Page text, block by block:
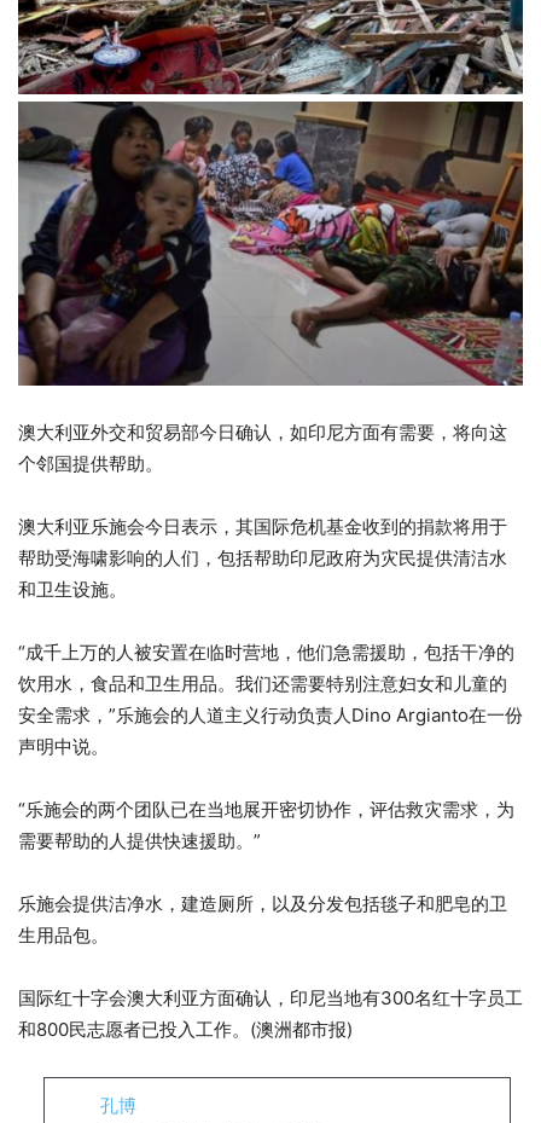
澳大利亚外交和贸易部今日确认，如印尼方面有需要，将向这
个邻国提供帮助。
澳大利亚乐施会今日表示，其国际危机基金收到的捐款将用于
帮助受海啸影响的人们，包括帮助印尼政府为灾民提供清洁水
和卫生设施。
“成千上万的人被安置在临时营地，他们急需援助，包括干净的
饮用水，食品和卫生用品。我们还需要特别注意妇女和儿童的
安全需求，”乐施会的人道主义行动负责人Dino Argianto在一份
声明中说。
“乐施会的两个团队已在当地展开密切协作，评估救灾需求，为
需要帮助的人提供快速援助。”
乐施会提供洁净水，建造厕所，以及分发包括毯子和肥皂的卫
生用品包。
国际红十字会澳大利亚方面确认，印尼当地有300名红十字员工
和800民志愿者已投入工作。(澳洲都市报)
孔博